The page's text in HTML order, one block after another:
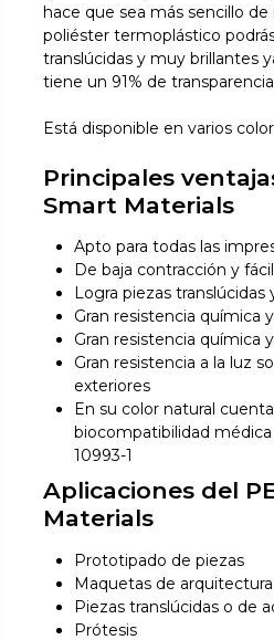
hace que sea más sencillo de
poliéster termoplástico
translúcidas y muy brillantes
tiene un 91% de
Está disponible en varios
Principales
Smart Materials
Apto para todas las
De baja contracción y
Logra piezas
Gran resistencia química
Gran resistencia química
Gran resistencia a la luz
exteriores
En su color natural
biocompatibilidad médica
10993-1
Aplicaciones del
Materials
Prototipado de piezas
Maquetas de arquitectura
Piezas translúcidas o de
Prótesis